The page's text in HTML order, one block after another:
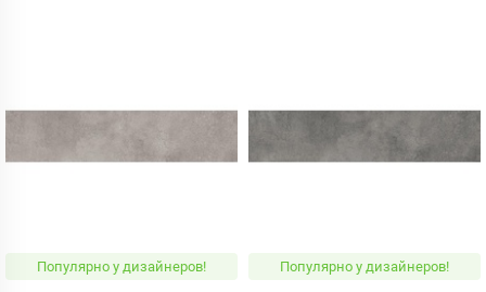
Популярно у дизайнеров! Популярно у дизайнеров!